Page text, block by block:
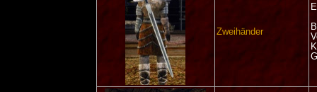
Zweihänder